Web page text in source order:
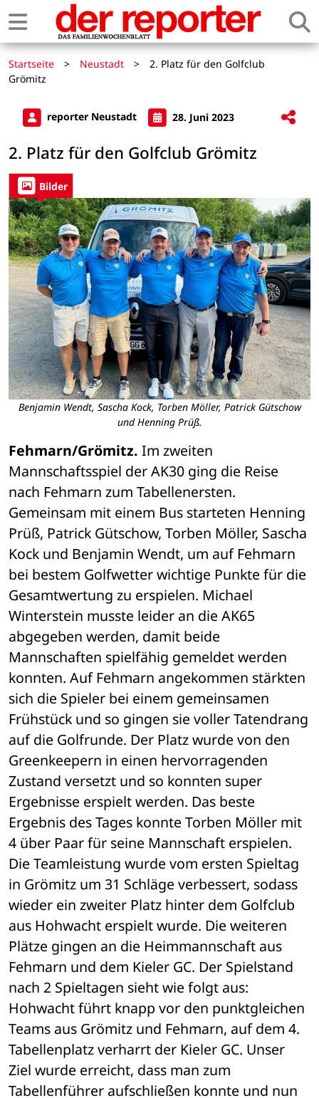
Startseite > Neustadt >
2. Platz für den Golfclub
Grömitz
reporter Neustadt 28. Juni 2023
2. Platz für den Golfclub Grömitz
Bilder
Benjamin Wendt, Sascha Kock, Torben Möller, Patrick Gütschow
und Henning Prüß.
Fehmarn/Grömitz. Im zweiten
Mannschaftsspiel der AK30 ging die Reise
nach Fehmarn zum Tabellenersten.
Gemeinsam mit einem Bus starteten Henning
Prüß, Patrick Gütschow, Torben Möller, Sascha
Kock und Benjamin Wendt, um auf Fehmarn
bei bestem Golfwetter wichtige Punkte für die
Gesamtwertung zu erspielen. Michael
Winterstein musste leider an die AK65
abgegeben werden, damit beide
Mannschaften spielfähig gemeldet werden
konnten. Auf Fehmarn angekommen stärkten
sich die Spieler bei einem gemeinsamen
Frühstück und so gingen sie voller Tatendrang
auf die Golfrunde. Der Platz wurde von den
Greenkeepern in einen hervorragenden
Zustand versetzt und so konnten super
Ergebnisse erspielt werden. Das beste
Ergebnis des Tages konnte Torben Möller mit
4 über Paar für seine Mannschaft erspielen.
Die Teamleistung wurde vom ersten Spieltag
in Grömitz um 31 Schläge verbessert, sodass
wieder ein zweiter Platz hinter dem Golfclub
aus Hohwacht erspielt wurde. Die weiteren
Plätze gingen an die Heimmannschaft aus
Fehmarn und dem Kieler GC. Der Spielstand
nach 2 Spieltagen sieht wie folgt aus:
Hohwacht führt knapp vor den punktgleichen
Teams aus Grömitz und Fehmarn, auf dem 4.
Tabellenplatz verharrt der Kieler GC. Unser
Ziel wurde erreicht, dass man zum
Tabellenführer aufschließen konnte und nun